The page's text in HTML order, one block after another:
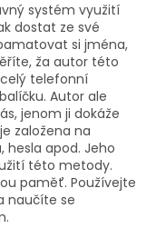
systém využití
dostat ze své
si jména,
ža autor této
telefonní
Autor ale
jenom ji dokáže
založena na
hesla apod. Jeho
této metody.
paměť. Používejte
naučíte se